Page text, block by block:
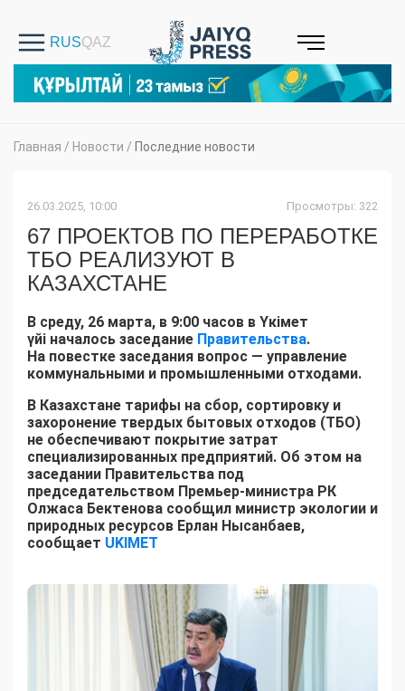
Главная / Новости / Последние новости
26.03.2025, 10:00 Просмотры: 322
67 ПРОЕКТОВ ПО ПЕРЕРАБОТКЕ
ТБО РЕАЛИЗУЮТ В
КАЗАХСТАНЕ
В среду, 26 марта, в 9:00 часов в Үкімет
үйі началось заседание Правительства.
На повестке заседания вопрос — управление
коммунальными и промышленными отходами.
В Казахстане тарифы на сбор, сортировку и
захоронение твердых бытовых отходов (ТБО)
не обеспечивают покрытие затрат
специализированных предприятий. Об этом на
заседании Правительства под
председательством Премьер-министра РК
Олжаса Бектенова сообщил министр экологии и
природных ресурсов Ерлан Нысанбаев,
сообщает UKIMET